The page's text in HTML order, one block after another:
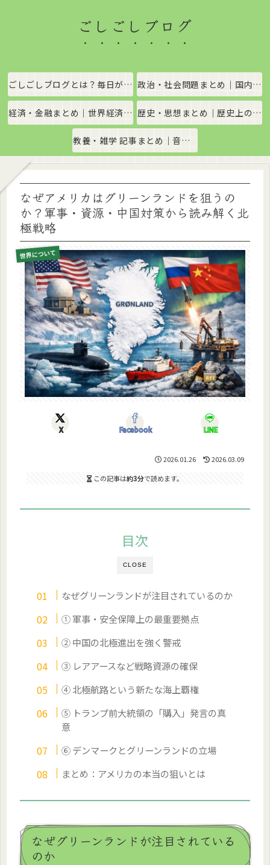
ごしごしブログ
ごしごしブログとは？毎日がちょっと楽しくなる情報発信サイト 政治・社会問題まとめ｜国内政治・国際情勢をわかりやすく解説
経済・金融まとめ｜世界経済・金融市場をわかりやすく解説 歴史・思想まとめ｜歴史上の出来事や思想・哲学をわかりやすく解説
教養・雑学 記事まとめ｜音楽、科学、社会の豆知識をわかりやすく解説
なぜアメリカはグリーンランドを狙うの
か？軍事・資源・中国対策から読み解く北
極戦略
世界について
X Facebook LINE
2026.01.26
2026.03.09
この記事は約3分で読めます。
CLOSE
目次
なぜグリーンランドが注目されているのか
① 軍事・安全保障上の最重要拠点
② 中国の北極進出を強く警戒
③ レアアースなど戦略資源の確保
④ 北極航路という新たな海上覇権
⑤ トランプ前大統領の「購入」発言の真
意
⑥ デンマークとグリーンランドの立場
まとめ：アメリカの本当の狙いとは
なぜグリーンランドが注目されている
のか